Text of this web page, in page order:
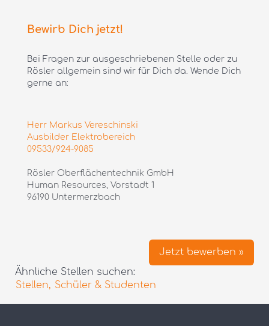
Bewirb Dich jetzt!
Bei Fragen zur ausgeschriebenen Stelle oder zu
Rösler allgemein sind wir für Dich da. Wende Dich
gerne an:
Herr Markus Vereschinski
Ausbilder Elektrobereich
09533/924-9085
Rösler Oberflächentechnik GmbH
Human Resources, Vorstadt 1
96190 Untermerzbach
Jetzt bewerben »
Ähnliche Stellen suchen:
Stellen, Schüler & Studenten